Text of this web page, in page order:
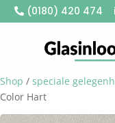
(0180) 420 474
Shop / speciale
Color Hart